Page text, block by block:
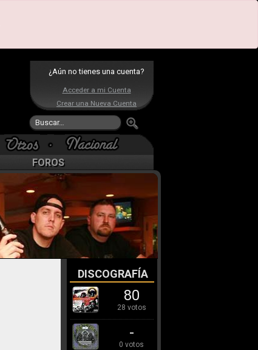
¿Aún no tienes una cuenta?
Acceder a mi Cuenta
Crear una Nueva Cuenta
FOROS
DISCOGRAFÍA
80
28 votos
-
0 votos